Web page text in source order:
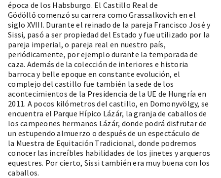
época de los Habsburgo. El Castillo Real de
Gödöllő comenzó su carrera como Grassalkovich en el
siglo XVIII. Durante el reinado de la pareja Francisco José y
Sissi, pasó a ser propiedad del Estado y fue utilizado por la
pareja imperial, o pareja real en nuestro país,
periódicamente, por ejemplo durante la temporada de
caza. Además de la colección de interiores e historia
barroca y belle epoque en constante evolución, el
complejo del castillo fue también la sede de los
acontecimientos de la Presidencia de la UE de Hungría en
2011. A pocos kilómetros del castillo, en Domonyvölgy, se
encuentra el Parque Hípico Lázár, la granja de caballos de
los campeones hermanos Lázár, donde podrá disfrutar de
un estupendo almuerzo o después de un espectáculo de
la Muestra de Equitación Tradicional, donde podremos
conocer las increíbles habilidades de los jinetes y arqueros
equestres. Por cierto, Sissi también era muy buena con los
caballos.